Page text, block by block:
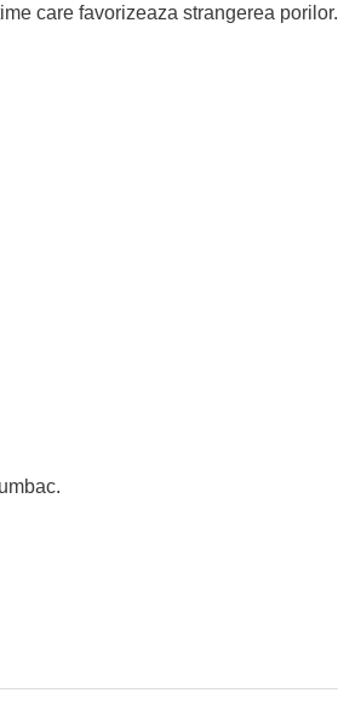
care favorizeaza strangerea porilor.